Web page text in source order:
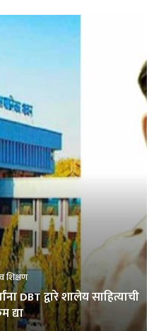
शिक्षण
DBT द्वारे शालेय साहित्याची
द्या